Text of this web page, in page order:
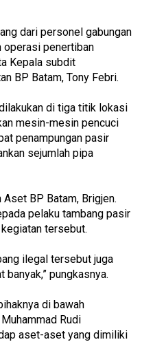
dari personel gabungan
operasi penertiban
Kepala subdit
BP Batam, Tony Febri.
di tiga titik lokasi
mesin-mesin pencuci
penampungan pasir
sejumlah pipa
BP Batam, Brigjen.
pelaku tambang pasir
tersebut.
ilegal tersebut juga
banyak,” pungkasnya.
di bawah
Rudi
aset-aset yang dimiliki